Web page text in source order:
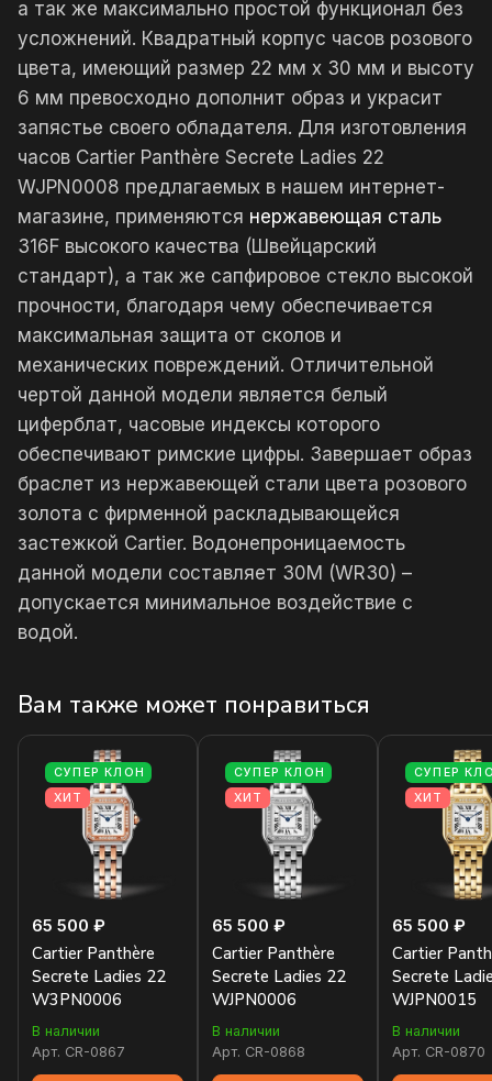
а так же максимально простой функционал без
усложнений. Квадратный корпус часов розового
цвета, имеющий размер 22 мм х 30 мм и высоту
6 мм превосходно дополнит образ и украсит
запястье своего обладателя. Для изготовления
часов Cartier Panthère Secrete Ladies 22
WJPN0008 предлагаемых в нашем интернет-
магазине, применяются нержавеющая сталь
316F высокого качества (Швейцарский
стандарт), а так же сапфировое стекло высокой
прочности, благодаря чему обеспечивается
максимальная защита от сколов и
механических повреждений. Отличительной
чертой данной модели является белый
циферблат, часовые индексы которого
обеспечивают римские цифры. Завершает образ
браслет из нержавеющей стали цвета розового
золота с фирменной раскладывающейся
застежкой Cartier. Водонепроницаемость
данной модели составляет 30М (WR30) –
допускается минимальное воздействие с
водой.
Вам также может понравиться
СУПЕР КЛОН
ХИТ
65 500 ₽
Cartier Panthère
Secrete Ladies 22
W3PN0006
В наличии
Арт. CR-0867
СУПЕР КЛОН
ХИТ
65 500 ₽
Cartier Panthère
Secrete Ladies 22
WJPN0006
В наличии
Арт. CR-0868
СУПЕР
ХИТ
65 500 ₽
Cartier
Secrete
WJPN0015
В наличии
Арт. CR-0870